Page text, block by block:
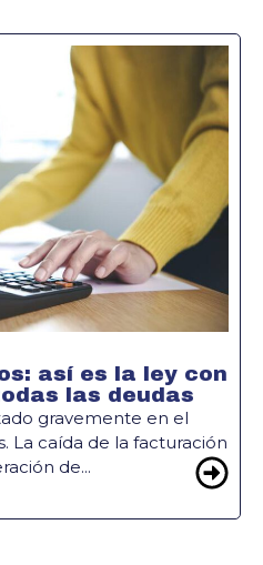
así es la ley con
las deudas
gravemente en el
La caída de la facturación
de...